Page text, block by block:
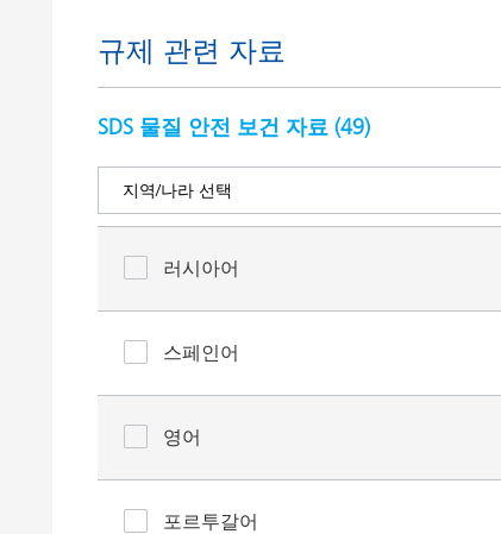
규제 관련 자료
SDS 물질 안전 보건 자료 (49)
러시아어
스페인어
영어
포르투갈어